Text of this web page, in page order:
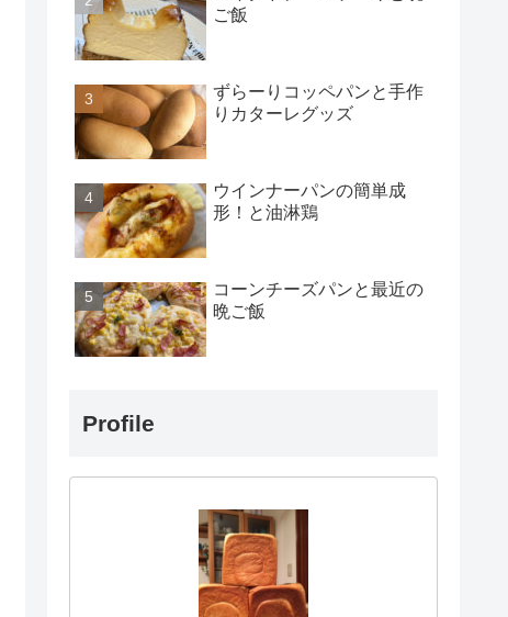
ご飯
ずらーりコッペパンと手作
りカターレグッズ
ウインナーパンの簡単成
形！と油淋鶏
コーンチーズパンと最近の
晩ご飯
Profile